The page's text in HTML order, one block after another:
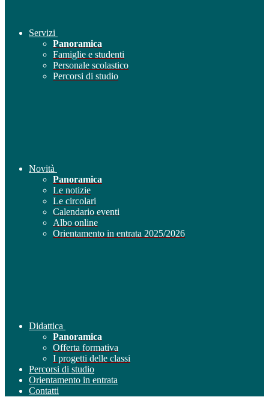
Servizi
Panoramica
Famiglie e studenti
Personale scolastico
Percorsi di studio
Novità
Panoramica
Le notizie
Le circolari
Calendario eventi
Albo online
Orientamento in entrata 2025/2026
Didattica
Panoramica
Offerta formativa
I progetti delle classi
Percorsi di studio
Orientamento in entrata
Contatti